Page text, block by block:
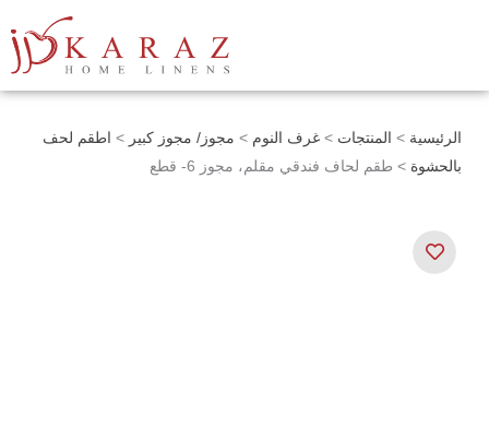
الرئيسية > المنتجات > غرف النوم > مجوز/ مجوز كبير > اطقم لحف
بالحشوة > طقم لحاف فندقي مقلم، مجوز 6- قطع